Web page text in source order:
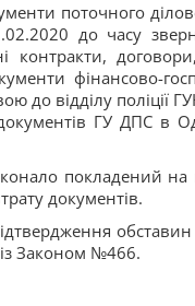
поточного
до часу
контракти,
фінансово-
до відділу поліції
ГУ ДПС в
покладений на
документів.
обставин
із Законом №466.